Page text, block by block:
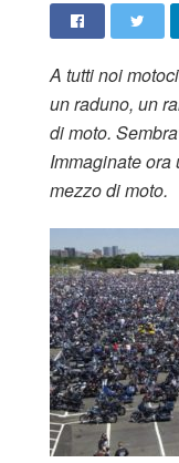
A tutti noi
un raduno, un
di moto.
Immaginate
mezzo di moto.